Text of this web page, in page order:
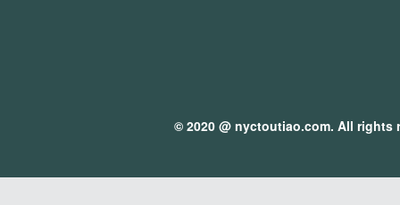
© 2020 @ nyctoutiao.com. All rights